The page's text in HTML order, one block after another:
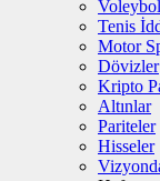
Tenis
Motor
Dövizler
Kripto
Altınlar
Pariteler
Hisseler